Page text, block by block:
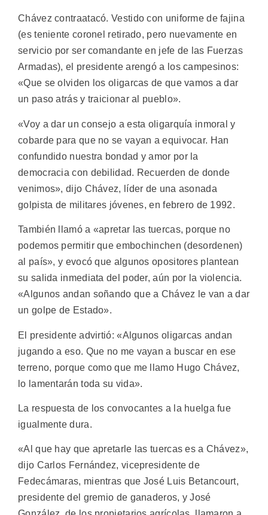
Chávez contraatacó. Vestido con uniforme de fajina
(es teniente coronel retirado, pero nuevamente en
servicio por ser comandante en jefe de las Fuerzas
Armadas), el presidente arengó a los campesinos:
«Que se olviden los oligarcas de que vamos a dar
un paso atrás y traicionar al pueblo».
«Voy a dar un consejo a esta oligarquía inmoral y
cobarde para que no se vayan a equivocar. Han
confundido nuestra bondad y amor por la
democracia con debilidad. Recuerden de donde
venimos», dijo Chávez, líder de una asonada
golpista de militares jóvenes, en febrero de 1992.
También llamó a «apretar las tuercas, porque no
podemos permitir que embochinchen (desordenen)
al país», y evocó que algunos opositores plantean
su salida inmediata del poder, aún por la violencia.
«Algunos andan soñando que a Chávez le van a dar
un golpe de Estado».
El presidente advirtió: «Algunos oligarcas andan
jugando a eso. Que no me vayan a buscar en ese
terreno, porque como que me llamo Hugo Chávez,
lo lamentarán toda su vida».
La respuesta de los convocantes a la huelga fue
igualmente dura.
«Al que hay que apretarle las tuercas es a Chávez»,
dijo Carlos Fernández, vicepresidente de
Fedecámaras, mientras que José Luis Betancourt,
presidente del gremio de ganaderos, y José